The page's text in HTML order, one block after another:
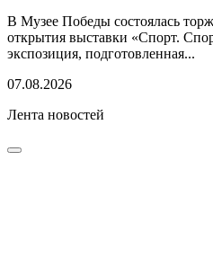
В Музее Победы состоялась
открытия выставки «Спорт.
экспозиция, подготовленная...
07.08.2026
Лента новостей